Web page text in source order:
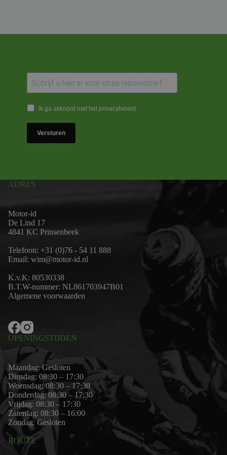
Ik ga akkoord met het privacybeleid.
Versturen
ADRES
Motor-id
De Lind 17
4841 KC Prinsenbeek
Telefoon: +31 (0)76 - 54 11 888
Email: wim@motor-id.nl
K.v.K: 80530338
B.T.W-nummer: NL861703947B01
Algemene voorwaarden
OPENINGSTIJDEN
Maandag: Gesloten
Dinsdag: 08:30 – 17:30
Woensdag: 08:30 – 17:30
Donderdag: 08:30 – 17:30
Vrijdag: 08:30 – 17:30
Zaterdag: 08:30 – 16:00
Zondag: Gesloten
ROUTE